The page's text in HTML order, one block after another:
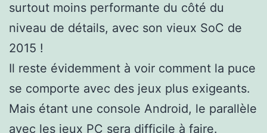
surtout moins performante du côté du
niveau de détails, avec son vieux SoC de
2015 !
Il reste évidemment à voir comment la puce
se comporte avec des jeux plus exigeants.
Mais étant une console Android, le parallèle
avec les jeux PC sera difficile à faire.